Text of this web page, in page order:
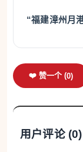
“福建漳州月
❤️ 赞一个 (0)
用户评论 (0)